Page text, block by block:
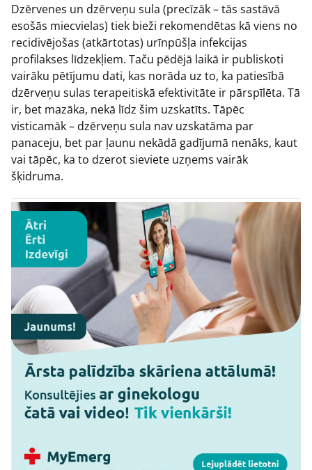
Dzērvenes un dzērveņu sula (precīzāk – tās sastāvā
esošās miecvielas) tiek bieži rekomendētas kā viens no
recidivējošas (atkārtotas) urīnpūšļa infekcijas
profilakses līdzekļiem. Taču pēdējā laikā ir publiskoti
vairāku pētījumu dati, kas norāda uz to, ka patiesībā
dzērveņu sulas terapeitiskā efektivitāte ir pārspīlēta. Tā
ir, bet mazāka, nekā līdz šim uzskatīts. Tāpēc
visticamāk – dzērveņu sula nav uzskatāma par
panaceju, bet par ļaunu nekādā gadījumā nenāks, kaut
vai tāpēc, ka to dzerot sieviete uzņems vairāk
šķidruma.